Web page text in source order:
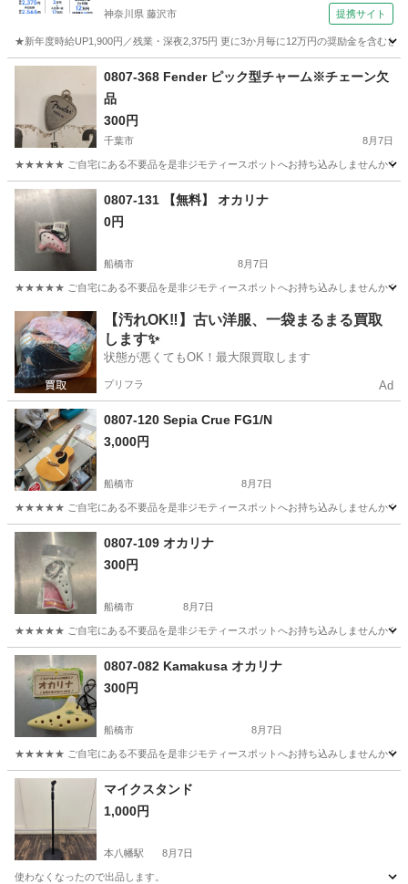
神奈川県 藤沢市 提携サイト
★新年度時給UP1,900円／残業・深夜2,375円 更に3か月毎に12万円の奨励金を含む
神奈川 藤沢市 0807-368 Fender ピック型チャーム※チェーン欠
品
300円
千葉市 8月7日
★★★★★ ご自宅にある不要品を是非ジモティースポットへお持ち込みしませんか？
千葉 千葉市 アクセサリー Fender
0807-131 【無料】 オカリナ
0円
船橋市 8月7日
★★★★★ ご自宅にある不要品を是非ジモティースポットへお持ち込みしませんか？
千葉 船橋市 管楽器、笛、ハーモニカ オカリナ
【汚れOK‼️】古い洋服、一袋まるまる買取
します✨
状態が悪くてもOK！最大限買取します
プリフラ Ad
0807-120 Sepia Crue FG1/N
3,000円
船橋市 8月7日
★★★★★ ご自宅にある不要品を是非ジモティースポットへお持ち込みしませんか？
千葉 船橋市 弦楽器、ギター 現地
0807-109 オカリナ
300円
船橋市 8月7日
★★★★★ ご自宅にある不要品を是非ジモティースポットへお持ち込みしませんか？
千葉 船橋市 オカリナ
0807-082 Kamakusa オカリナ
300円
船橋市 8月7日
★★★★★ ご自宅にある不要品を是非ジモティースポットへお持ち込みしませんか？
千葉 船橋市 管楽器、笛、ハーモニカ
マイクスタンド
1,000円
本八幡駅 8月7日
使わなくなったので出品します。